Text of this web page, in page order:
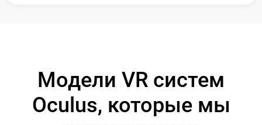
Модели VR систем
Oculus, которые мы